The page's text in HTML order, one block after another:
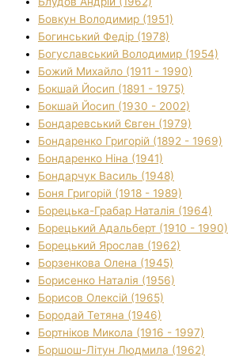
Бовкун Володимир (1951)
Богинський Федір (1978)
Богуславський Володимир (1954)
Божий Михайло (1911 - 1990)
Бокшай Йосип (1891 - 1975)
Бокшай Йосип (1930 - 2002)
Бондаревський Євген (1979)
Бондаренко Григорій (1892 - 1969)
Бондаренко Ніна (1941)
Бондарчук Василь (1948)
Боня Григорій (1918 - 1989)
Борецька-Грабар Наталія (1964)
Борецький Адальберт (1910 - 1990)
Борецький Ярослав (1962)
Борзенкова Олена (1945)
Борисенко Наталія (1956)
Борисов Олексій (1965)
Бородай Тетяна (1946)
Бортніков Микола (1916 - 1997)
Боршош-Літун Людмила (1962)